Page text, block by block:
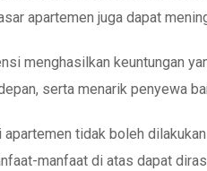
apartemen juga dapat
menghasilkan keuntungan
serta menarik penyewa
tidak boleh
manfaat di atas dapat